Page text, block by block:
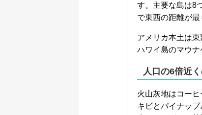
す。主要な島は8
で東西の距離が
アメリカ本土は
ハワイ島のマウ
人口の6倍近
火山灰地はコー
キビとパイナッ